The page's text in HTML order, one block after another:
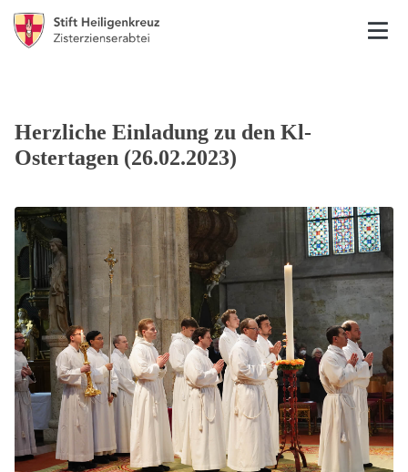
Herzliche Einladung zu den Kl-
Ostertagen (26.02.2023)